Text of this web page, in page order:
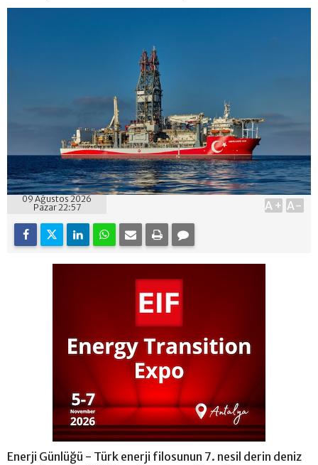
09 Ağustos 2026
Pazar 22:57
A+ A-
Enerji Günlüğü - Türk enerji filosunun 7. nesil derin deniz